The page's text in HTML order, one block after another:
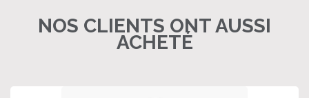
NOS CLIENTS ONT AUSSI
ACHETÉ